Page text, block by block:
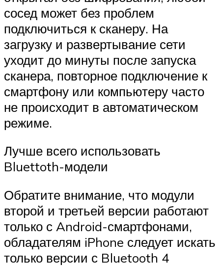
сосед может без проблем
подключиться к сканеру. На
загрузку и развертывание сети
уходит до минуты после запуска
сканера, повторное подключение к
смартфону или компьютеру часто
не происходит в автоматическом
режиме.
Лучше всего использовать
Bluettoth-модели
Обратите внимание, что модули
второй и третьей версии работают
только с Android-смартфонами,
обладателям iPhone следует искать
только версии с Bluetooth 4